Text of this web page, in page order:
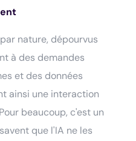
nature, dépourvus
à des demandes
et des données
ainsi une interaction
beaucoup, c'est un
que l'IA ne les